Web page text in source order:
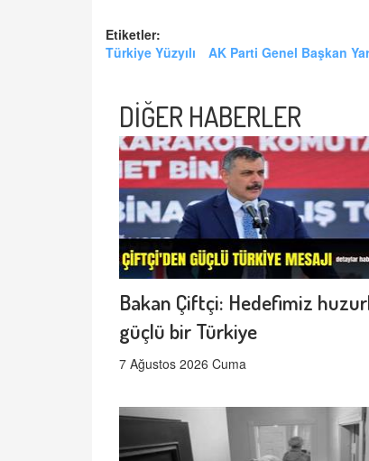
Etiketler:
Türkiye Yüzyılı
AK Parti Genel Başkan
DİĞER HABERLER
Bakan Çiftçi: Hedefimiz
güçlü bir Türkiye
7 Ağustos 2026 Cuma